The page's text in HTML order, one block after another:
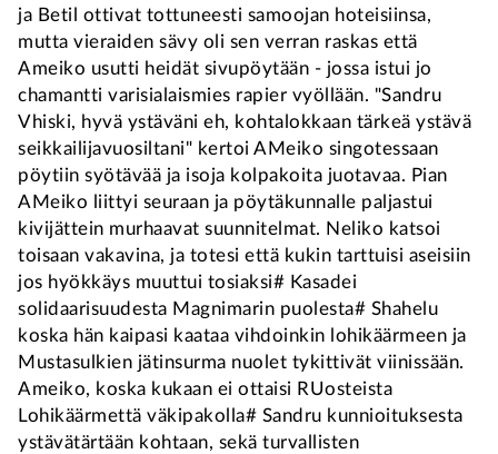
ja Betil ottivat tottuneesti samoojan hoteisiinsa,
mutta vieraiden sävy oli sen verran raskas että
Ameiko usutti heidät sivupöytään - jossa istui jo
chamantti varisialaismies rapier vyöllään. "Sandru
Vhiski, hyvä ystäväni eh, kohtalokkaan tärkeä ystävä
seikkailijavuosiltani" kertoi AMeiko singotessaan
pöytiin syötävää ja isoja kolpakoita juotavaa. Pian
AMeiko liittyi seuraan ja pöytäkunnalle paljastui
kivijättein murhaavat suunnitelmat. Neliko katsoi
toisaan vakavina, ja totesi että kukin tarttuisi aseisiin
jos hyökkäys muuttui tosiaksi# Kasadei
solidaarisuudesta Magnimarin puolesta# Shahelu
koska hän kaipasi kaataa vihdoinkin lohikäärmeen ja
Mustasulkien jätinsurma nuolet tykittivät viinissään.
Ameiko, koska kukaan ei ottaisi RUosteista
Lohikäärmettä väkipakolla# Sandru kunnioituksesta
ystävätärtään kohtaan, sekä turvallisten